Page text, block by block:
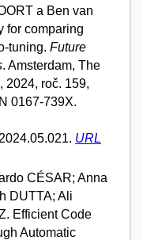
a Ben van
for comparing
tuning. Future
. Amsterdam, The
2024, roč. 159,
0167-739X.
URL
CÉSAR; Anna
DUTTA; Ali
Efficient Code
Automatic